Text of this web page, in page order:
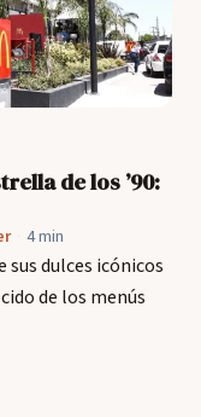
de los ’90:
4 min
sus dulces icónicos
de los menús